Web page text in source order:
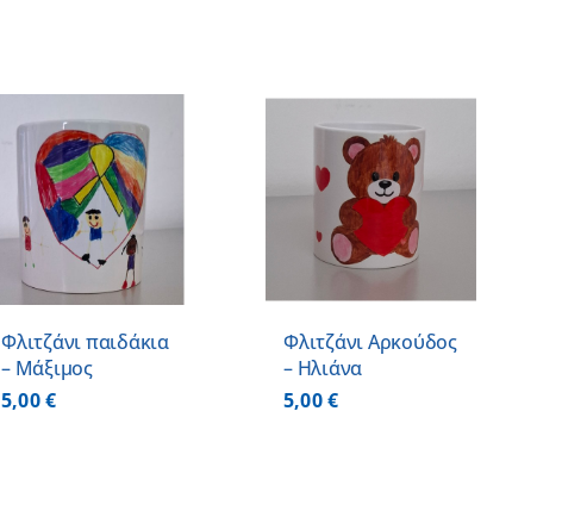
Φλιτζάνι παιδάκια
– Μάξιμος
5,00€
ΠΡΟΣΘΗΚΗ ΣΤΟ
ΚΑΛΑΘΙ
ΛΕΠΤΟΜΕΡΕΙΕΣ
Φλιτζάνι Αρκούδος
– Ηλιάνα
5,00€